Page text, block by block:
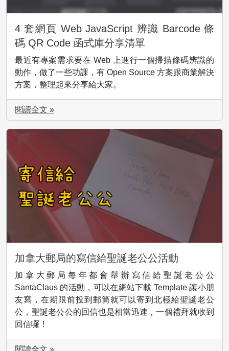
4 套網頁 Web JavaScript 辨識 Barcode 條
碼 QR Code 函式庫分享清單
最近有專案需求要在 Web 上進行一個掃描條碼辨識的
動作，做了一些功課，有 Open Source 方案跟商業解決
方案，整理起來分享給大家。
閱讀全文 »
加拿大郵局的寫信給聖誕老公公活動
加拿大郵局每年都會舉辦寫信給聖誕老公公
SantaClaus 的活動，可以在網站下載 Template 讓小朋
友寫，在期限前投到郵筒就可以寄到北極給聖誕老公
公，聖誕老公公的回信也是相當迅速，一個禮拜就收到
回信囉！
閱讀全文 »